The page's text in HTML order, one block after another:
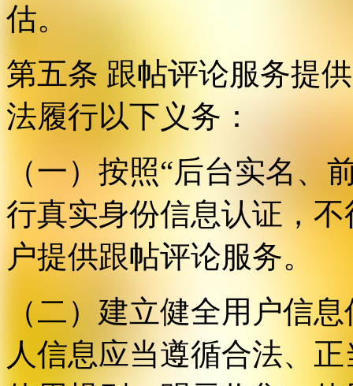
估。
第五条 跟帖评论服务提
法履行以下义务：
（一）按照“后台实名、
行真实身份信息认证，
户提供跟帖评论服务。
（二）建立健全用户信
人信息应当遵循合法、